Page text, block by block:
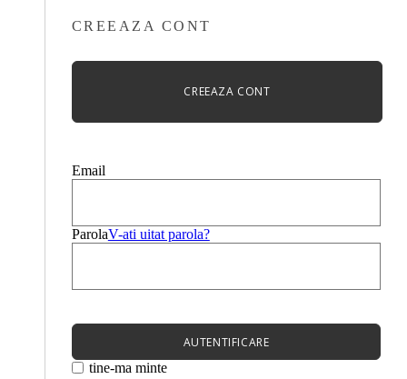
CREEAZA CONT
CREEAZA CONT
Email
ParolaV-ati uitat parola?
AUTENTIFICARE
tine-ma minte